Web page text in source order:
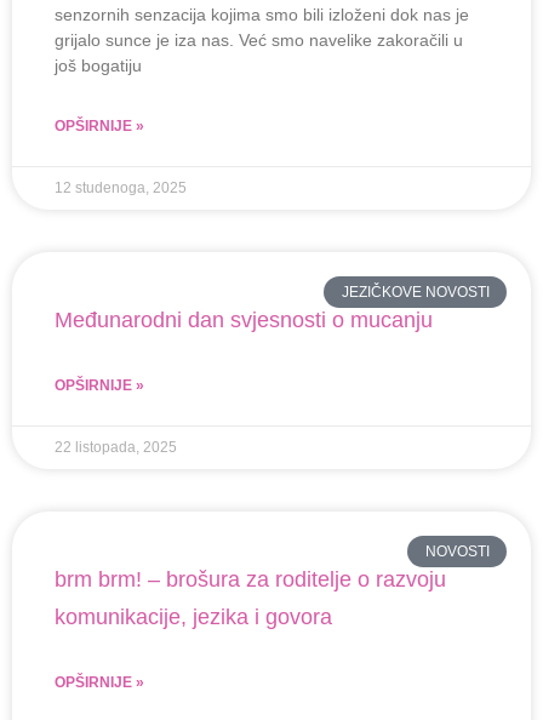
senzornih senzacija kojima smo bili izloženi dok nas je
grijalo sunce je iza nas. Već smo navelike zakoračili u
još bogatiju
OPŠIRNIJE »
12 studenoga, 2025
JEZIČKOVE NOVOSTI
Međunarodni dan svjesnosti o mucanju
OPŠIRNIJE »
22 listopada, 2025
NOVOSTI
brm brm! – brošura za roditelje o razvoju
komunikacije, jezika i govora
OPŠIRNIJE »